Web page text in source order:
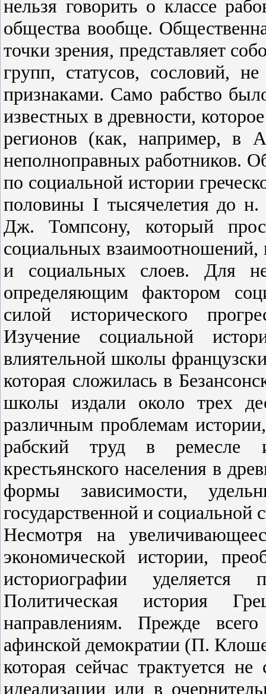
нельзя говорить о классе
общества вообще.
точки зрения, представляет
групп, статусов, сословий,
признаками. Само рабство
известных в древности,
регионов (как, например, в
неполноправных работников.
по социальной истории
половины I тысячелетия до н.
Дж. Томпсону, который
социальных взаимоотношений,
и социальных слоев. Для
определяющим фактором
силой исторического
Изучение социальной
влиятельной школы
которая сложилась в
школы издали около трех
различным проблемам
рабский труд в ремесле
крестьянского населения в
формы зависимости,
государственной и социальной
Несмотря на
экономической истории,
историографии уделяется
Политическая история
направлениям. Прежде
афинской демократии (П.
которая сейчас трактуется
идеализации или в